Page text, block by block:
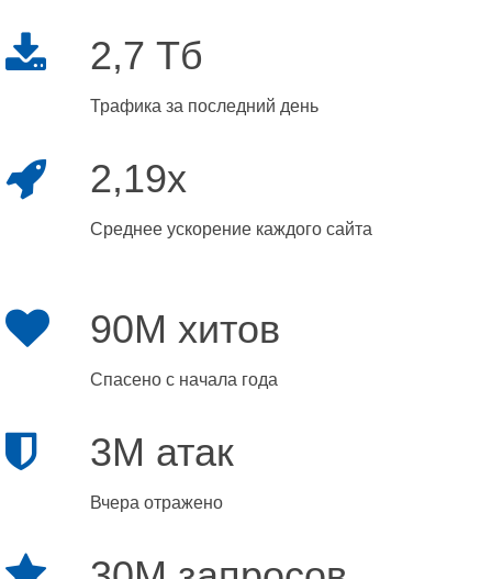
2,7 Тб
Трафика за последний день
2,19x
Среднее ускорение каждого сайта
90M хитов
Спасено с начала года
3M атак
Вчера отражено